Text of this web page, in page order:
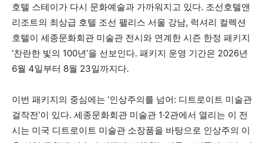
호텔 스테이가 다시 문화예술과 가까워지고 있다. 조선호텔앤
리조트의 최상급 호텔 조선 팰리스 서울 강남, 럭셔리 컬렉션
호텔이 세종문화회관 미술관 전시와 연계한 시즌 한정 패키지
‘찬란한 빛의 100년’을 선보인다. 패키지 운영 기간은 2026년
6월 4일부터 8월 23일까지다.
이번 패키지의 중심에는 ‘인상주의를 넘어: 디트로이트 미술관
걸작전’이 있다. 세종문화회관 미술관 1·2관에서 열리는 이 전
시는 미국 디트로이트 미술관 소장품을 바탕으로 인상주의 이